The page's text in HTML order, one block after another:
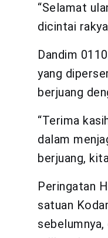
“Selamat
dicintai
Dandim
yang
berjuang
“Terima
dalam
berjuang,
Peringatan
satuan